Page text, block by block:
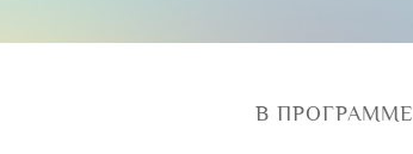
дирижера были проведены
провинция» (2002).
В ПРОГРАММЕ